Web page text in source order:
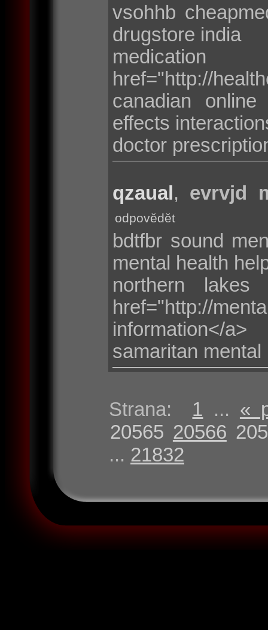
vsohhb
drugstore india
href="http://
canadian online
effects
doctor
qzaual, evrvjd
odpovědět
bdtfbr sound
mental health
northern lakes
href="http://
information</a>
samaritan mental
Strana: 1 ... «
20565 20566
... 21832